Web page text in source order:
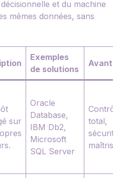
et du machine
mêmes données, sans
Exemples
de solutions
sur
Oracle
Database,
IBM Db2,
Microsoft
SQL Server
Contrôle
total,
sécurité
maîtrisée.